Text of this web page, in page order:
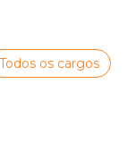
Todos os cargos